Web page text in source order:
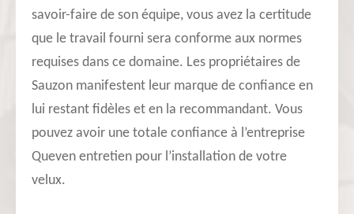
savoir-faire de son équipe, vous avez la certitude
que le travail fourni sera conforme aux normes
requises dans ce domaine. Les propriétaires de
Sauzon manifestent leur marque de confiance en
lui restant fidèles et en la recommandant. Vous
pouvez avoir une totale confiance à l’entreprise
Queven entretien pour l’installation de votre
velux.